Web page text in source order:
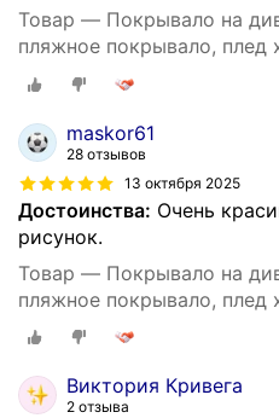
Товар — Покрывало на
пляжное покрывало, плед
современное покрывало
цвета Моранди, размер
maskor61
28 отзывов
13 октября 2025
Достоинства: Очень
рисунок.
Товар — Покрывало на
пляжное покрывало, плед
современное покрывало
цвета Моранди, размер
Виктория Кривега
2 отзыва